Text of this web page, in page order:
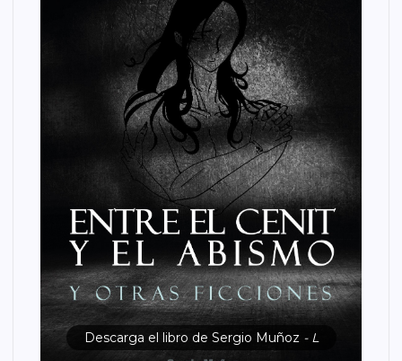
Descarga el libro de Sergio Muñoz - L